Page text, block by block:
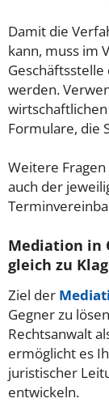
Damit die
kann, muss im
werden.
Formulare, die
Weitere
auch der
Mediation in
gleich zu
Ziel der
Gegner zu
Rechtsanwalt
ermöglicht es
juristischer
entwickeln.